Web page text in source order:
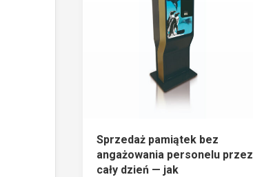
Sprzedaż pamiątek bez
angażowania personelu przez
cały dzień — jak